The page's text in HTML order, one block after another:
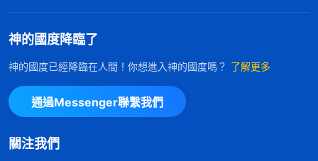
福音，這能行嗎？當時，我心裏特别没底。但當我聽
到小姊妹用意大利語流利地讀着神話，并説對單詞看
過一遍就記住了，那時候，我感到既震驚又蒙羞，原
來神為了福音工作的擴展早就預備好了各種合適的人
選。這讓我想到一段神的話：「
一切的受造之物都在造物主的權下被擺布安排着，扮
神的國度降臨了
神的國度已經降臨在人間！你想進入神的國度嗎？ 了解更多
通過Messenger聯繫我們
關注我們